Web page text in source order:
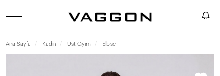
Ana Sayfa Kadın Üst Giyim Elbise